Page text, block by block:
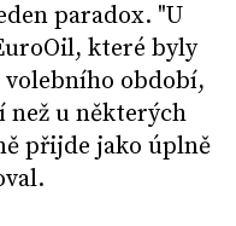
paradox. "U
které byly
období,
než u některých
přijde jako úplně